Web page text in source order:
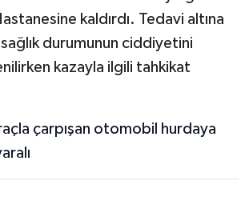
kaldırdı. Tedavi altına
sağlık durumunun ciddiyetini
kazayla ilgili tahkikat